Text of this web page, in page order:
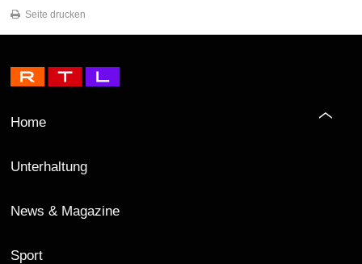
Seite drucken
Home
Unterhaltung
News & Magazine
Sport